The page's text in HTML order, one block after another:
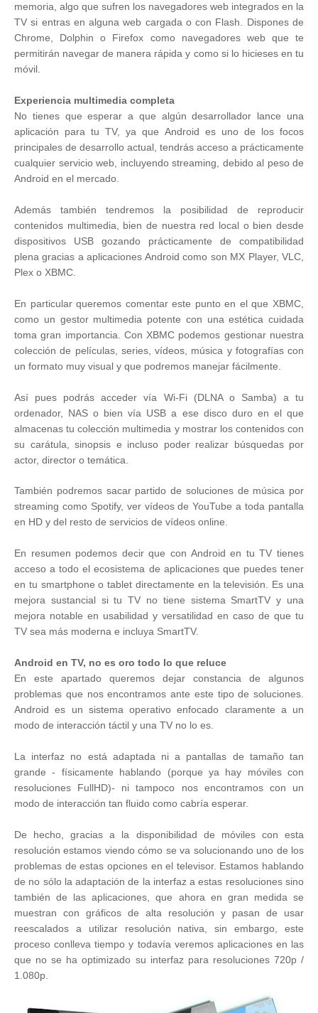
memoria, algo que sufren los navegadores web integrados en la
TV si entras en alguna web cargada o con Flash. Dispones de
Chrome, Dolphin o Firefox como navegadores web que te
permitirán navegar de manera rápida y como si lo hicieses en tu
móvil.
Experiencia multimedia completa
No tienes que esperar a que algún desarrollador lance una
aplicación para tu TV, ya que Android es uno de los focos
principales de desarrollo actual, tendrás acceso a prácticamente
cualquier servicio web, incluyendo streaming, debido al peso de
Android en el mercado.
Además también tendremos la posibilidad de reproducir
contenidos multimedia, bien de nuestra red local o bien desde
dispositivos USB gozando prácticamente de compatibilidad
plena gracias a aplicaciones Android como son MX Player, VLC,
Plex o XBMC.
En particular queremos comentar este punto en el que XBMC,
como un gestor multimedia potente con una estética cuidada
toma gran importancia. Con XBMC podemos gestionar nuestra
colección de películas, series, vídeos, música y fotografías con
un formato muy visual y que podremos manejar fácilmente.
Así pues podrás acceder vía Wi-Fi (DLNA o Samba) a tu
ordenador, NAS o bien vía USB a ese disco duro en el que
almacenas tu colección multimedia y mostrar los contenidos con
su carátula, sinopsis e incluso poder realizar búsquedas por
actor, director o temática.
También podremos sacar partido de soluciones de música por
streaming como Spotify, ver vídeos de YouTube a toda pantalla
en HD y del resto de servicios de vídeos online.
En resumen podemos decir que con Android en tu TV tienes
acceso a todo el ecosistema de aplicaciones que puedes tener
en tu smartphone o tablet directamente en la televisión. Es una
mejora sustancial si tu TV no tiene sistema SmartTV y una
mejora notable en usabilidad y versatilidad en caso de que tu
TV sea más moderna e incluya SmartTV.
Android en TV, no es oro todo lo que reluce
En este apartado queremos dejar constancia de algunos
problemas que nos encontramos ante este tipo de soluciones.
Android es un sistema operativo enfocado claramente a un
modo de interacción táctil y una TV no lo es.
La interfaz no está adaptada ni a pantallas de tamaño tan
grande - físicamente hablando (porque ya hay móviles con
resoluciones FullHD)- ni tampoco nos encontramos con un
modo de interacción tan fluido como cabría esperar.
De hecho, gracias a la disponibilidad de móviles con esta
resolución estamos viendo cómo se va solucionando uno de los
problemas de estas opciones en el televisor. Estamos hablando
de no sólo la adaptación de la interfaz a estas resoluciones sino
también de las aplicaciones, que ahora en gran medida se
muestran con gráficos de alta resolución y pasan de usar
reescalados a utilizar resolución nativa, sin embargo, este
proceso conlleva tiempo y todavía veremos aplicaciones en las
que no se ha optimizado su interfaz para resoluciones 720p /
1.080p.